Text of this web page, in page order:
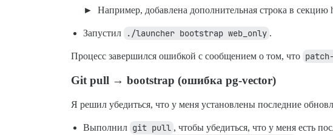
Например, добавлена дополнительная строка в секцию
Запустил ./launcher bootstrap web_only .
Процесс завершился ошибкой с сообщением о том, что
Git pull → bootstrap (ошибка pg-vector)
Я решил убедиться, что у меня установлены последние
Выполнил git pull , чтобы убедиться, что у меня есть